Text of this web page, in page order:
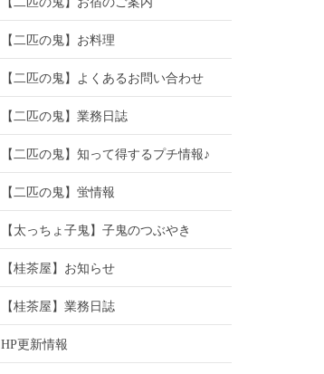
【二匹の鬼】お料理
【二匹の鬼】よくあるお問い合わせ
【二匹の鬼】業務日誌
【二匹の鬼】知って得するプチ情報♪
【二匹の鬼】蛍情報
【太っちょ子鬼】子鬼のつぶやき
【桂茶屋】お知らせ
【桂茶屋】業務日誌
HP更新情報